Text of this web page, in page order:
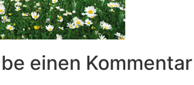
einen Kommentar